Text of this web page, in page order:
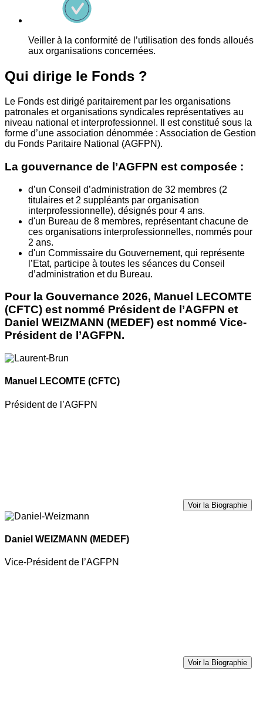
Veiller à la conformité de l’utilisation des fonds alloués
aux organisations concernées.
Qui dirige le Fonds ?
Le Fonds est dirigé paritairement par les organisations
patronales et organisations syndicales représentatives au
niveau national et interprofessionnel. Il est constitué sous la
forme d’une association dénommée : Association de Gestion
du Fonds Paritaire National (AGFPN).
La gouvernance de l’AGFPN est composée :
d’un Conseil d’administration de 32 membres (2
titulaires et 2 suppléants par organisation
interprofessionnelle), désignés pour 4 ans.
d'un Bureau de 8 membres, représentant chacune de
ces organisations interprofessionnelles, nommés pour
2 ans.
d'un Commissaire du Gouvernement, qui représente
l’Etat, participe à toutes les séances du Conseil
d’administration et du Bureau.
Pour la Gouvernance 2026, Manuel LECOMTE
(CFTC) est nommé Président de l’AGFPN et
Daniel WEIZMANN (MEDEF) est nommé Vice-
Président de l’AGFPN.
Manuel LECOMTE (CFTC)
Président de l’AGFPN
Voir la Biographie
Daniel WEIZMANN (MEDEF)
Vice-Président de l’AGFPN
Voir la Biographie